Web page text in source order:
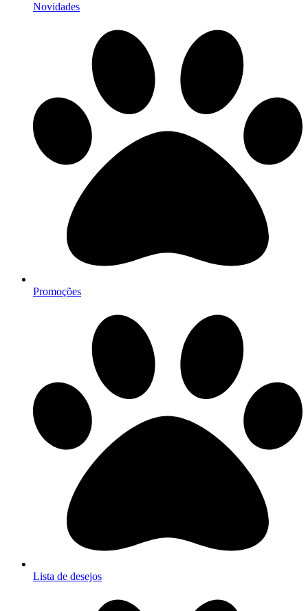
Novidades
Promoções
Lista de desejos